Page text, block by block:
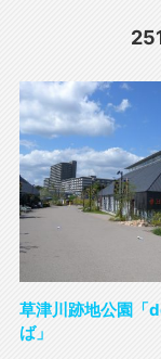
草津川跡地公園「
ば」